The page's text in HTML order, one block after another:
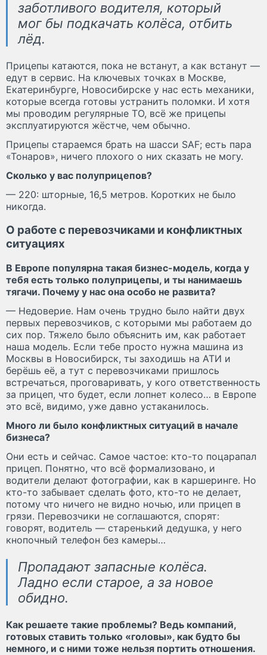
заботливого водителя, который
мог бы подкачать колёса, отбить
лёд.
Прицепы катаются, пока не встанут, а как встанут —
едут в сервис. На ключевых точках в Москве,
Екатеринбурге, Новосибирске у нас есть механики,
которые всегда готовы устранить поломки. И хотя
мы проводим регулярные ТО, всё же прицепы
эксплуатируются жёстче, чем обычно.
Прицепы стараемся брать на шасси SAF; есть пара
«Тонаров», ничего плохого о них сказать не могу.
Сколько у вас полуприцепов?
— 220: шторные, 16,5 метров. Коротких не было
никогда.
О работе с перевозчиками и конфликтных
ситуациях
В Европе популярна такая бизнес-модель, когда у
тебя есть только полуприцепы, и ты нанимаешь
тягачи. Почему у нас она особо не развита?
— Недоверие. Нам очень трудно было найти двух
первых перевозчиков, с которыми мы работаем до
сих пор. Тяжело было объяснить им, как работает
наша модель. Если тебе просто нужна машина из
Москвы в Новосибирск, ты заходишь на АТИ и
берёшь её, а тут с перевозчиками пришлось
встречаться, проговаривать, у кого ответственность
за прицеп, что будет, если лопнет колесо… в Европе
это всё, видимо, уже давно устаканилось.
Много ли было конфликтных ситуаций в начале
бизнеса?
Они есть и сейчас. Самое частое: кто-то поцарапал
прицеп. Понятно, что всё формализовано, и
водители делают фотографии, как в каршеринге. Но
кто-то забывает сделать фото, кто-то не делает,
потому что ничего не видно ночью, или прицеп в
грязи. Перевозчики не соглашаются, спорят:
говорят, водитель — старенький дедушка, у него
кнопочный телефон без камеры…
Пропадают запасные колёса.
Ладно если старое, а за новое
обидно.
Как решаете такие проблемы? Ведь компаний,
готовых ставить только «головы», как будто бы
немного, и с ними тоже нельзя портить отношения.